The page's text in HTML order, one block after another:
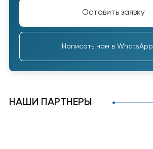
Оставить заявку
Написать нам в WhatsApp
НАШИ ПАРТНЕРЫ